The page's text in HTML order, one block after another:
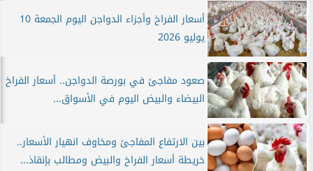
أسعار الفراخ وأجزاء الدواجن اليوم الجمعة 10
يوليو 2026
صعود مفاجئ في بورصة الدواجن.. أسعار الفراخ
البيضاء والبيض اليوم في الأسواق...
بين الارتفاع المفاجئ ومخاوف انهيار الأسعار..
خريطة أسعار الفراخ والبيض ومطالب بإنقاذ...